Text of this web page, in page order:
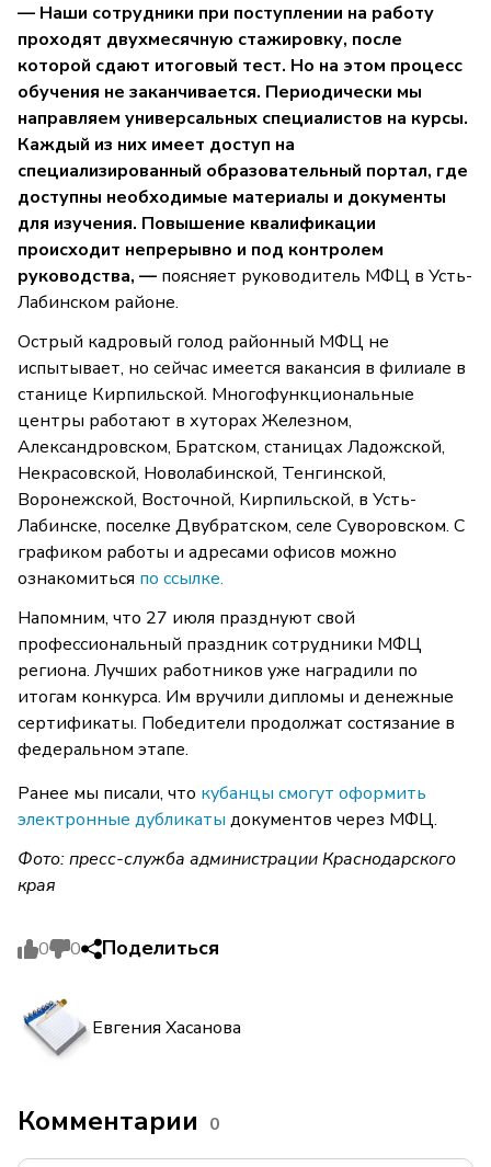
— Наши сотрудники при поступлении на работу
проходят двухмесячную стажировку, после
которой сдают итоговый тест. Но на этом процесс
обучения не заканчивается. Периодически мы
направляем универсальных специалистов на курсы.
Каждый из них имеет доступ на
специализированный образовательный портал, где
доступны необходимые материалы и документы
для изучения. Повышение квалификации
происходит непрерывно и под контролем
руководства, — поясняет руководитель МФЦ в Усть-
Лабинском районе.
Острый кадровый голод районный МФЦ не
испытывает, но сейчас имеется вакансия в филиале в
станице Кирпильской. Многофункциональные
центры работают в хуторах Железном,
Александровском, Братском, станицах Ладожской,
Некрасовской, Новолабинской, Тенгинской,
Воронежской, Восточной, Кирпильской, в Усть-
Лабинске, поселке Двубратском, селе Суворовском. С
графиком работы и адресами офисов можно
ознакомиться по ссылке.
Напомним, что 27 июля празднуют свой
профессиональный праздник сотрудники МФЦ
региона. Лучших работников уже наградили по
итогам конкурса. Им вручили дипломы и денежные
сертификаты. Победители продолжат состязание в
федеральном этапе.
Ранее мы писали, что кубанцы смогут оформить
электронные дубликаты документов через МФЦ.
Фото: пресс-служба администрации Краснодарского
края
0 0 Поделиться
Евгения Хасанова
Комментарии 0